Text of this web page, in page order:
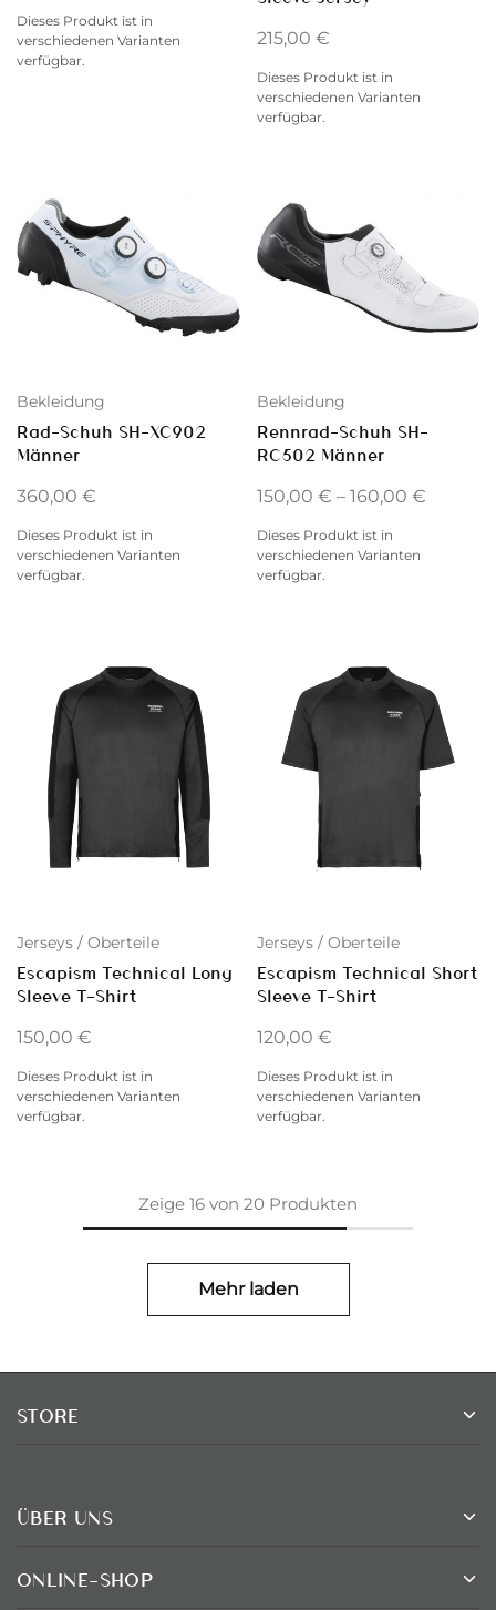
Dieses Produkt ist in
verschiedenen Varianten
verfügbar.
215,00 €
Dieses Produkt ist in
verschiedenen Varianten
verfügbar.
Bekleidung
Rad-Schuh SH-XC902
Männer
360,00 €
Dieses Produkt ist in
verschiedenen Varianten
verfügbar.
Bekleidung
Rennrad-Schuh SH-
RC502 Männer
150,00 € – 160,00 €
Dieses Produkt ist in
verschiedenen Varianten
verfügbar.
Jerseys / Oberteile
Escapism Technical Long
Sleeve T-Shirt
150,00 €
Dieses Produkt ist in
verschiedenen Varianten
verfügbar.
Jerseys / Oberteile
Escapism Technical Short
Sleeve T-Shirt
120,00 €
Dieses Produkt ist in
verschiedenen Varianten
verfügbar.
Zeige 16 von 20 Produkten
Mehr laden
STORE
ÜBER UNS
ONLINE-SHOP